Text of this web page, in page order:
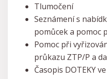
Tlumočení
Seznámení s
pomůcek a pomoc
Pomoc při
průkazu ZTP/P a
Časopis DOTEKY